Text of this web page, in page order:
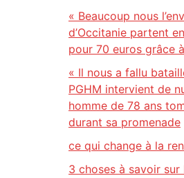
« Beaucoup nous
d’Occitanie partent
pour 70 euros grâce
« Il nous a fallu
PGHM intervient de
homme de 78 ans
durant sa promenade
ce qui change à la
3 choses à savoir sur